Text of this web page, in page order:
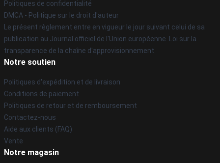
Politiques de confidentialité
DMCA - Politique sur le droit d'auteur
Le présent règlement entre en vigueur le jour suivant celui de sa
publication au Journal officiel de l'Union européenne. Loi sur la
transparence de la chaîne d'approvisionnement
Notre soutien
Politiques d'expédition et de livraison
Conditions de paiement
Politiques de retour et de remboursement
Contactez-nous
Aide aux clients (FAQ)
Vente
Notre magasin